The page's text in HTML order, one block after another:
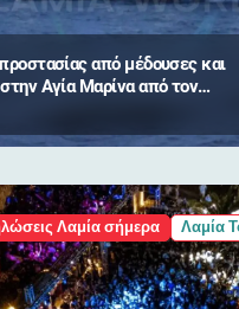
από μέδουσες και
Αγία Μαρίνα από τον
Λαμία σήμερα Λαμία